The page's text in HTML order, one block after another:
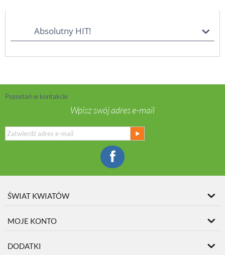
Absolutny HIT!
Pozostań w kontakcie
Wpisz swój adres e-mail
ŚWIAT KWIATÓW
MOJE KONTO
DODATKI